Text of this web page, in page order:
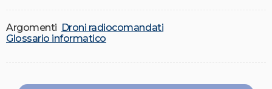
Argomenti Droni radiocomandati
Glossario informatico